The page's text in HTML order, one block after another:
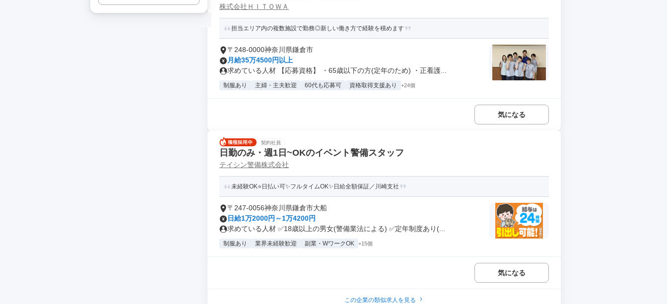
株式会社ＨＩＴＯＷＡ
担当エリア内の複数施設で勤務◎新しい働き方で経験を積めます
〒248-0000神奈川県鎌倉市
月給35万4500円以上
求めている人材 【応募資格】 ・65歳以下の方(定年のため) ・正看護...
制服あり 主婦・主夫歓迎 60代も応募可 資格取得支援あり +24個
気になる
契約社員
日勤のみ・週1日~OKのイベント警備スタッフ
テイシン警備株式会社
未経験OK⭐日払い可✨フルタイムOK✨日給全額保証／川崎支社
〒247-0056神奈川県鎌倉市大船
日給1万2000円～1万4200円
求めている人材 ✅18歳以上の男女(警備業法による) ✅定年制度あり(...
制服あり 業界未経験歓迎 副業・WワークOK +15個
気になる
この企業の類似求人を見る